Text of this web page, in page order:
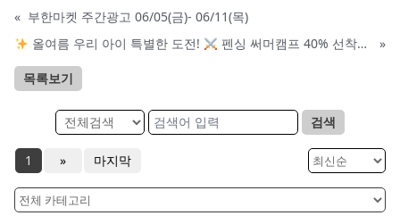
« 부한마켓 주간광고 06/05(금)- 06/11(목)
올여름 우리 아이 특별한 도전!
펜싱 써머캠프 40% 선착순 할인 »
목록보기
검색
1 » 마지막